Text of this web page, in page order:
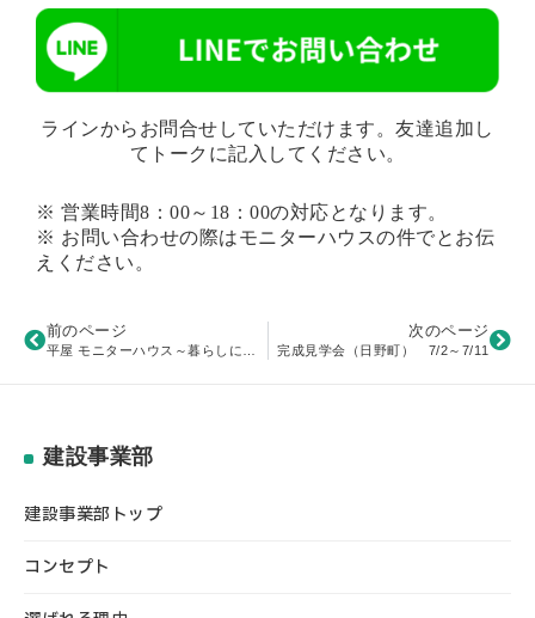
ラインからお問合せしていただけます。友達追加し
てトークに記入してください。
※ 営業時間8：00～18：00の対応となります。
※ お問い合わせの際はモニターハウスの件でとお伝
えください。
前のページ 次のページ
完成見学会（日野町） 7/2～7/11
建設事業部
建設事業部トップ
コンセプト